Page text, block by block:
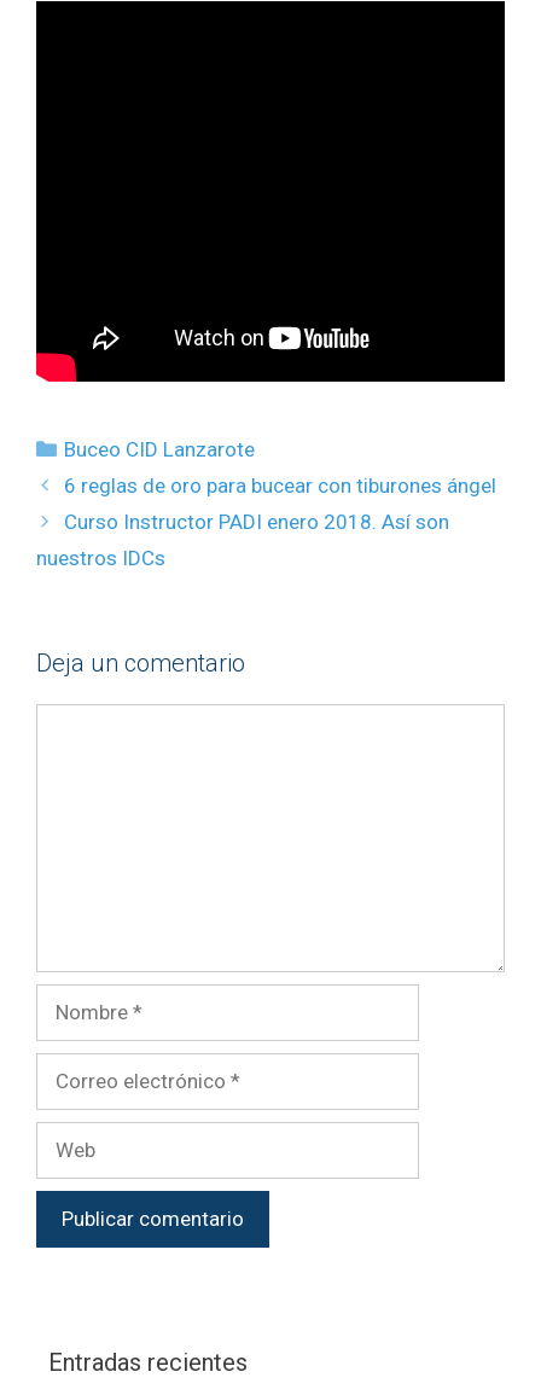
Buceo CID Lanzarote
6 reglas de oro para bucear con tiburones ángel
Curso Instructor PADI enero 2018. Así son
nuestros IDCs
Deja un comentario
Entradas recientes